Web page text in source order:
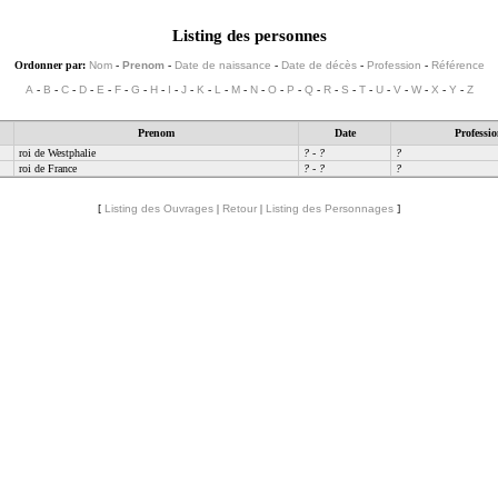
Listing des personnes
Ordonner par: Nom- Prenom- Date de naissance - Date de décès- Profession - Référence
A- B - C- D- E - F- G - H- I - J- K - L - M- N- O- P - Q- R- S - T- U- V- W- X - Y - Z
Prenom Date
roi de Westphalie ? - ? ?
roi de France ? - ? ?
[ Listing des Ouvrages | Retour | Listing des Personnages ]